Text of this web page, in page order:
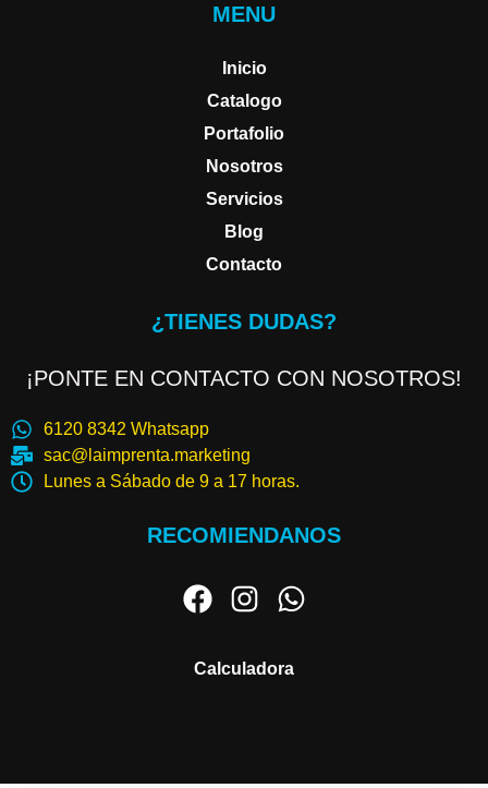
MENU
Inicio
Catalogo
Portafolio
Nosotros
Servicios
Blog
Contacto
¿TIENES DUDAS?
¡PONTE EN CONTACTO CON NOSOTROS!
6120 8342 Whatsapp
sac@laimprenta.marketing
Lunes a Sábado de 9 a 17 horas.
RECOMIENDANOS
Calculadora